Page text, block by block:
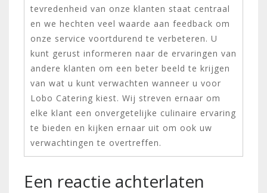
tevredenheid van onze klanten staat centraal
en we hechten veel waarde aan feedback om
onze service voortdurend te verbeteren. U
kunt gerust informeren naar de ervaringen van
andere klanten om een beter beeld te krijgen
van wat u kunt verwachten wanneer u voor
Lobo Catering kiest. Wij streven ernaar om
elke klant een onvergetelijke culinaire ervaring
te bieden en kijken ernaar uit om ook uw
verwachtingen te overtreffen.
Een reactie achterlaten